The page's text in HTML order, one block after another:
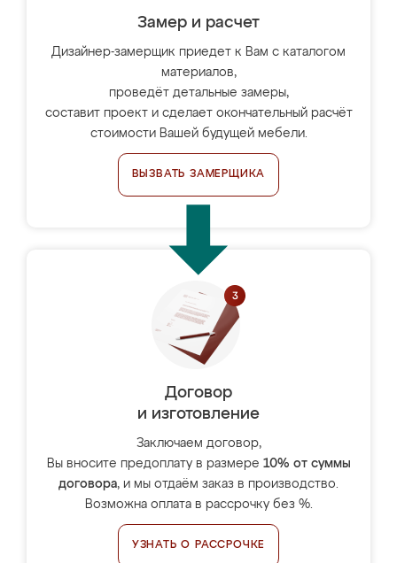
Замер и расчет
Дизайнер-замерщик приедет к Вам с каталогом
материалов,
проведёт детальные замеры,
составит проект и сделает окончательный расчёт
стоимости Вашей будущей мебели.
ВЫЗВАТЬ ЗАМЕРЩИКА
Договор
и изготовление
Заключаем договор,
Вы вносите предоплату в размере 10% от суммы
договора, и мы отдаём заказ в производство.
Возможна оплата в рассрочку без %.
УЗНАТЬ О РАССРОЧКЕ